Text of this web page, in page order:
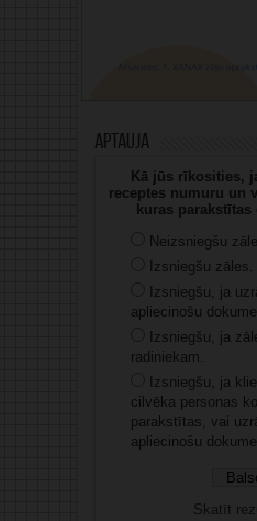
Aptauja
Kā jūs rīkosities,
receptes numuru un
kuras
Neizsniegšu
Izsniegšu zāles.
Izsniegšu, ja
apliecinošu
Izsniegšu, ja
radiniekam.
Izsniegšu, ja
cilvēka personas
parakstītas, vai
apliecinošu
Skatīt